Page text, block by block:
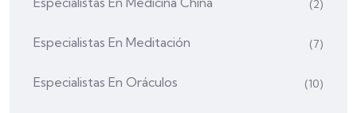
(2)
Especialistas En Meditación (7)
Especialistas En Oráculos (10)